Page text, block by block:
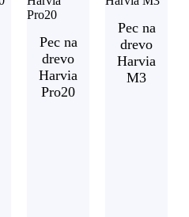
Pec na
drevo
Harvia
Pro20
Pec na
drevo
Harvia
M3